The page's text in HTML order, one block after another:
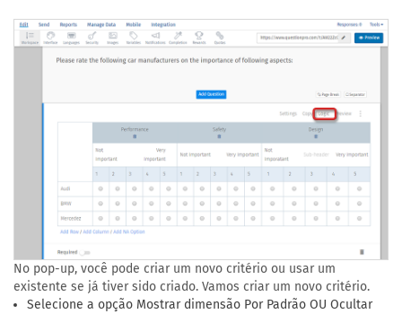
No pop-up, você pode criar um novo critério ou usar um
existente se já tiver sido criado. Vamos criar um novo critério.
Selecione a opção Mostrar dimensão Por Padrão OU Ocultar